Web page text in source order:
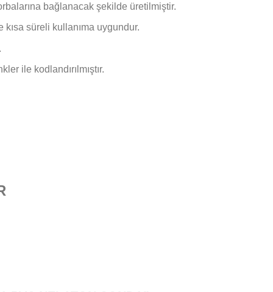
bağlanacak şekilde üretilmiştir.
süreli kullanıma uygundur.
ile kodlandırılmıştır.